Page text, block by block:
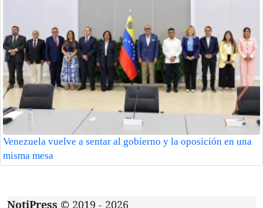
Venezuela vuelve a sentar al gobierno y la oposición en una
misma mesa
NotiPress © 2019 - 2026